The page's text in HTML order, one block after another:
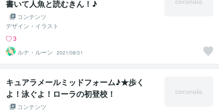
書いて人魚と読むきん！♪
コンテンツ
デザイン・イラスト
3
ルナ・ルーン
2021/08/21
キュアラメールミッドフォーム♪★歩く
よ！泳ぐよ！ローラの初登校！
コンテンツ